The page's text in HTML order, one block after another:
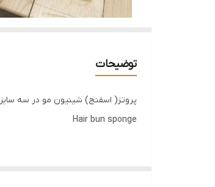
توضیحات
پروتز( اسفنج) شینیون مو در سه سایز
Hair bun sponge